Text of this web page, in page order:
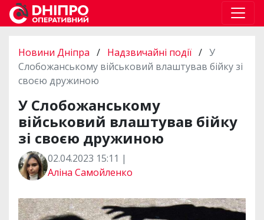
Новини Дніпра / Надзвичайні події / У
Слобожанському військовий влаштував бійку зі
своєю дружиною
У Слобожанському
військовий влаштував бійку
зі своєю дружиною
02.04.2023 15:11 |
Аліна Самойленко